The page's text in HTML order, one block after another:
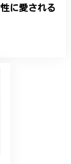
用に購入さ
素敵な1点
ナルリング
応していた
に愛される